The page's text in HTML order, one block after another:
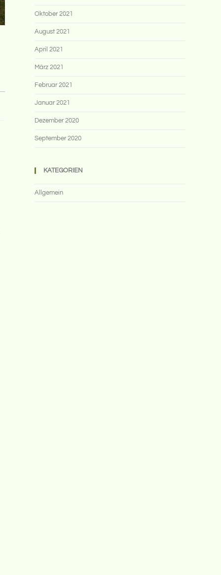
Oktober 2021
August 2021
April 2021
März 2021
Februar 2021
Januar 2021
Dezember 2020
September 2020
KATEGORIEN
Allgemein